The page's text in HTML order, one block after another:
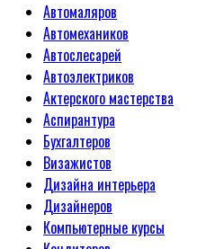
Автомаляров
Автомехаников
Автослесарей
Автоэлектриков
Актерского мастерства
Аспирантура
Бухгалтеров
Визажистов
Дизайна интерьера
Дизайнеров
Компьютерные курсы